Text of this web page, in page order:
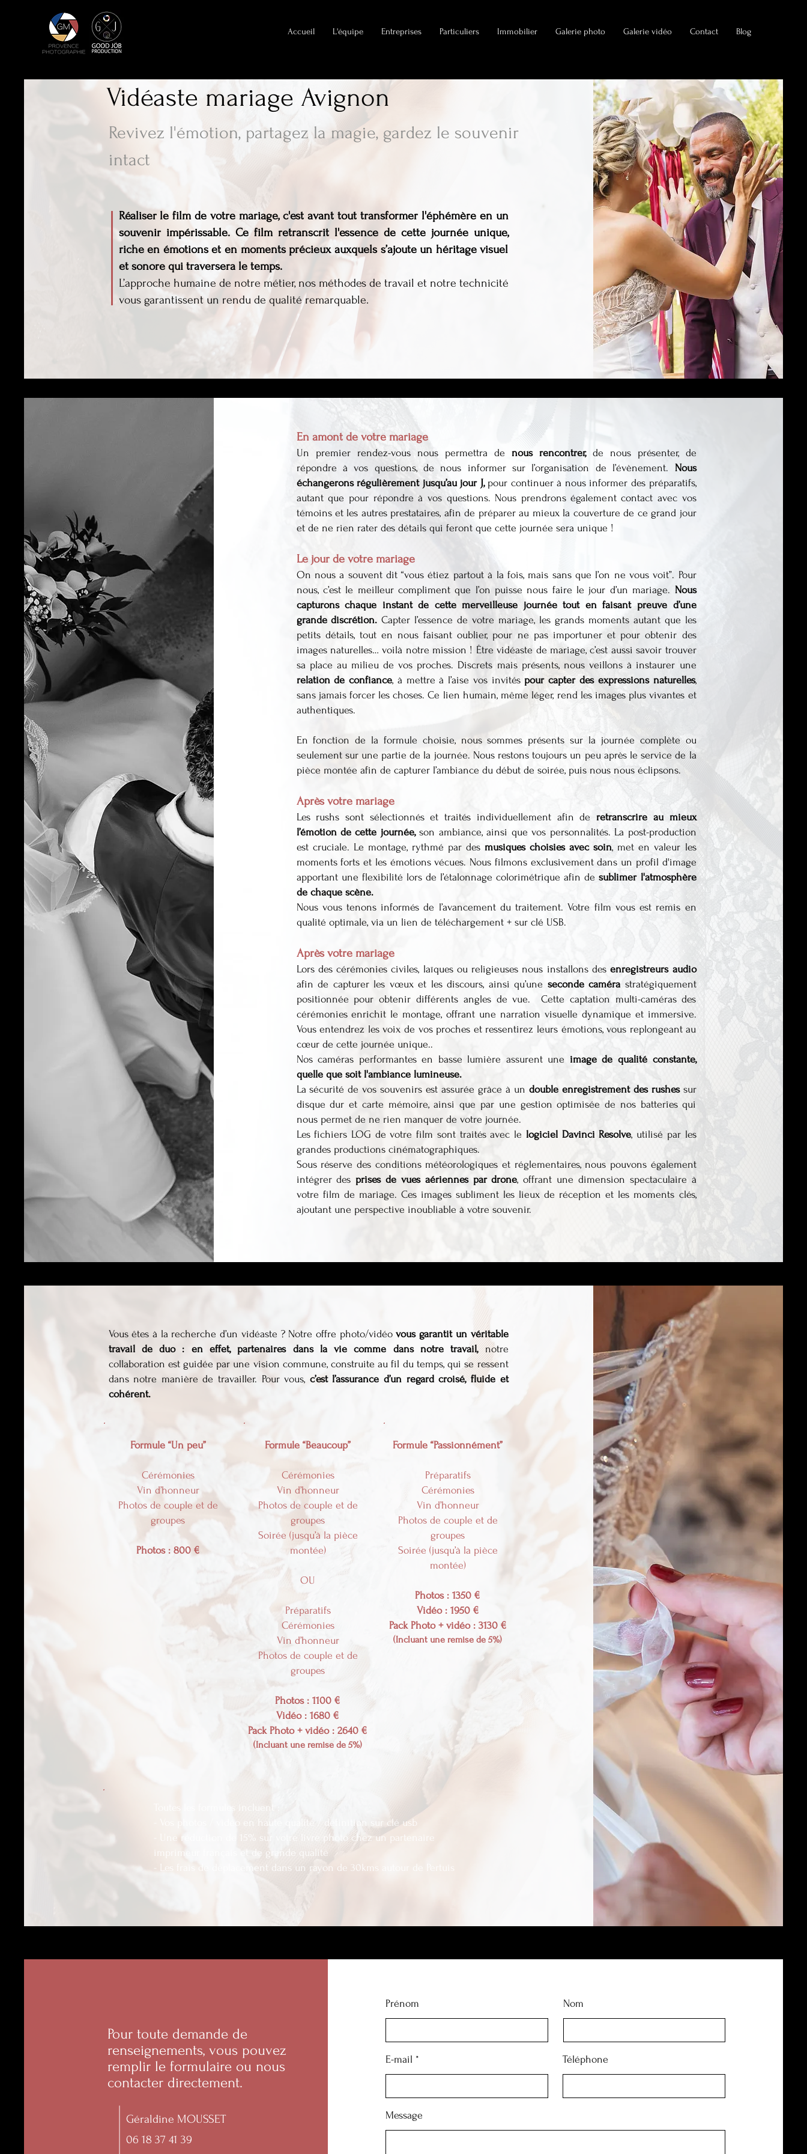
Accueil L'équipe Entreprises Particuliers Immobilier Galerie photo Galerie vidéo Contact Blog
Vidéaste mariage Avignon
Revivez l'émotion, partagez la magie, gardez le souvenir
intact
Réaliser le film de votre mariage, c'est avant tout transformer l'éphémère en un
souvenir impérissable. Ce film retranscrit l'essence de cette journée unique,
riche en émotions et en moments précieux auxquels s’ajoute un héritage visuel
et sonore qui traversera le temps.
L’approche humaine de notre métier, nos méthodes de travail et notre technicité
vous garantissent un rendu de qualité remarquable.
En amont de votre mariage
Un premier rendez-vous nous permettra de nous rencontrer,de nous présenter, de
répondre à vos questions, de nous informer sur l’organisation de l’évènement. Nous
échangerons régulièrement jusqu’au jour J,pour continuer à nous informer des préparatifs,
autant que pour répondre à vos questions. Nous prendrons également contact avec vos
témoins et les autres prestataires, afin de préparer au mieux la couverture de ce grand jour
et de ne rien rater des détails qui feront que cette journée sera unique !
Le jour de votre mariage
On nous a souvent dit “vous étiez partout à la fois, mais sans que l’on ne vous voit”. Pour
nous, c’est le meilleur compliment que l’on puisse nous faire le jour d’un mariage. Nous
capturons chaque instant de cette merveilleuse journée tout en faisant preuve d’une
grande discrétion. Capter l’essence de votre mariage, les grands moments autant que les
petits détails, tout en nous faisant oublier, pour ne pas importuner et pour obtenir des
images naturelles… voilà notre mission ! Être vidéaste de mariage, c’est aussi savoir trouver
sa place au milieu de vos proches. Discrets mais présents, nous veillons à instaurer une
relation de confiance, à mettre à l’aise vos invitéspour capter des expressions naturelles,
sans jamais forcer les choses. Ce lien humain, même léger, rend les images plus vivantes et
authentiques.
En fonction de la formule choisie, nous sommes présents sur la journée complète ou
seulement sur une partie de la journée. Nous restons toujours un peu après le service de la
pièce montée afin de capturer l’ambiance du début de soirée, puis nous nous éclipsons.
Après votre mariage
Les rushs sont sélectionnés et traités individuellement afin deretranscrire au mieux
l’émotion de cette journée,son ambiance, ainsi que vos personnalités. La post-production
est cruciale. Le montage, rythmé par des musiques choisies avec soin, met en valeur les
moments forts et les émotions vécues. Nous filmons exclusivement dans un profil d'image
apportant une flexibilité lors de l’étalonnage colorimétrique afin desublimer l'atmosphère
de chaque scène.
Nous vous tenons informés de l’avancement du traitement. Votre film vous est remis en
qualité optimale, via un lien de téléchargement + sur clé USB.
Après votre mariage
Lors des cérémonies civiles, laïques ou religieuses nous installons desenregistreurs audio
afin de capturer les vœux et les discours, ainsi qu’une seconde camérastratégiquement
positionnée pour obtenir différents angles de vue. Cette captation multi-caméras des
cérémonies enrichit le montage, offrant une narration visuelle dynamique et immersive.
Vous entendrez les voix de vos proches et ressentirez leurs émotions, vous replongeant au
cœur de cette journée unique..
Nos caméras performantes en basse lumière assurent une image de qualité constante,
quelle que soit l'ambiance lumineuse.
La sécurité de vos souvenirs est assurée grâce à un double enregistrement des rushessur
disque dur et carte mémoire, ainsi que par une gestion optimisée de nos batteries qui
nous permet de ne rien manquer de votre journée.
Les fichiers LOG de votre film sont traités avec le logiciel Davinci Resolve, utilisé par les
grandes productions cinématographiques.
Sous réserve des conditions météorologiques et réglementaires, nous pouvons également
intégrer desprises de vues aériennes par drone, offrant une dimension spectaculaire à
votre film de mariage. Ces images subliment les lieux de réception et les moments clés,
ajoutant une perspective inoubliable à votre souvenir.
Vous êtes à la recherche d’un vidéaste ? Notre offre photo/vidéovous garantit un véritable
travail de duo : en effet, partenaires dans la vie comme dans notre travail,notre
collaboration est guidée par une vision commune, construite au fil du temps, qui se ressent
dans notre manière de travailler. Pour vous, c’est l’assurance d’un regard croisé, fluide et
cohérent.
Formule “Un peu”
Cérémonies
Vin d’honneur
Photos de couple et de
groupes
Photos : 800 €
Formule “Beaucoup”
Cérémonies
Vin d’honneur
Photos de couple et de
groupes
Soirée (jusqu’à la pièce
montée)
OU
Préparatifs
Cérémonies
Vin d’honneur
Photos de couple et de
groupes
Photos : 1100 €
Vidéo : 1680 €
Pack Photo + vidéo : 2640 €
(Incluant une remise de 5%)
Formule “Passionnément”
Préparatifs
Cérémonies
Vin d’honneur
Photos de couple et de
groupes
Soirée (jusqu’à la pièce
montée)
Photos : 1350 €
Vidéo : 1950 €
Pack Photo + vidéo : 3130 €
(Incluant une remise de 5%)
Toutes les formules incluent :
- Vos photos / vidéo en haute qualité / définition sur clé usb
- Une réduction de 15% sur votre livre photo chez un partenaire
imprimeur français et de grande qualité
- Les frais de déplacement dans un rayon de 30kms autour de Pertuis
Pour toute demande de
renseignements, vous pouvez
remplir le formulaire ou nous
contacter directement.
Géraldine MOUSSET
06 18 37 41 39
Prénom Nom
E-mail Téléphone
Message